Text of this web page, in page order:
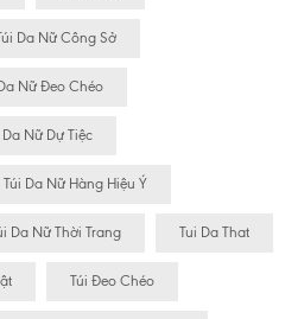
Da Nữ Công Sở
Nữ Đeo Chéo
Da Nữ Dự Tiệc
Túi Da Nữ Hàng Hiệu Ý
Da Nữ Thời Trang Tui Da That
Túi Đeo Chéo